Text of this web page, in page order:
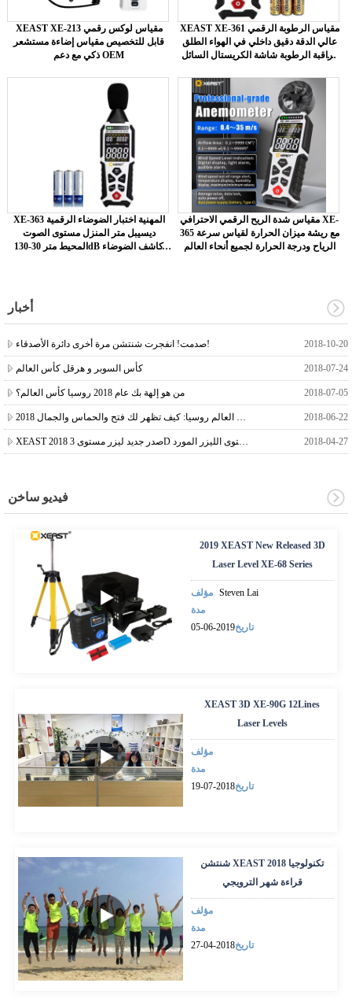
XEAST XE-213 مقياس لوكس رقمي
قابل للتخصيص مقياس إضاءة مستشعر
ذكي مع دعم OEM
XEAST XE-361 مقياس الرطوبة الرقمي
عالي الدقة دقيق داخلي في الهواء الطلق
مراقبة الرطوبة شاشة الكريستال السائل
XE-363 المهنية اختبار الضوضاء الرقمية
ديسيبل متر المنزل مستوى الصوت
المحيط متر 30-130dB كاشف الضوضاء
مقياس شدة الريح الرقمي الاحترافي XE-
365 مع ريشة ميزان الحرارة لقياس سرعة
الرياح ودرجة الحرارة لجميع أنحاء العالم
أخبار
صدمت! انفجرت شنتشن مرة أخرى دائرة الأصدقاء! 2018-10-20
كأس السوبر و هرقل كأس العالم 2018-07-24
من هو إلهة بك عام 2018 روسيا كأس العالم؟ 2018-07-05
2018 كأس العالم روسيا: كيف تظهر لك فتح والحماس والجمال. 2018-06-22
XEAST 2018 صدر جديد ليزر مستوى 3D الصين الرائدة مستوى الليزر المورد 2018-04-27
فيديو ساخن
2019 XEAST New Released 3D
Laser Level XE-68 Series
مؤلف Steven Lai
مدة
تاريخ2019-06-05
XEAST 3D XE-90G 12Lines
Laser Levels
مؤلف
مدة
تاريخ2018-07-19
شنتشن XEAST تكنولوجيا 2018
قراءة شهر الترويجي
مؤلف
مدة
تاريخ2018-04-27